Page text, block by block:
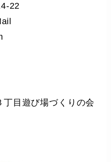
22
目遊び場づくりの会